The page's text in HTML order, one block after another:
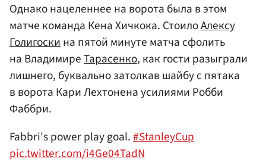
Однако нацеленнее на ворота была в этом
матче команда Кена Хичкока. СтоилоАлексу
Голигоскина пятой минуте матча сфолить
на ВладимиреТарасенко, как гости разыграли
лишнего, буквально затолкав шайбу с пятака
в ворота Кари Лехтонена усилиями Робби
Фаббри.
Fabbri's power play goal.#StanleyCup
pic.twitter.com/i4Ge04TadN